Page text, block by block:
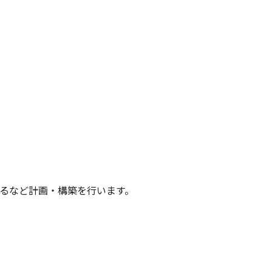
ど計画・構築を行います。